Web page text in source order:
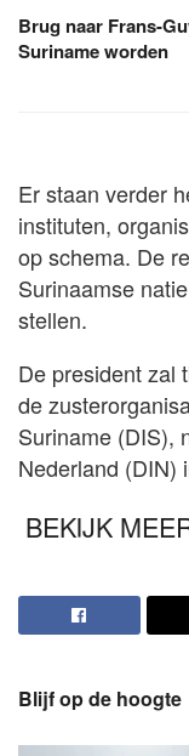
Brug naar Frans-
Suriname worden
Er staan verder
instituten,
op schema. De
Surinaamse
stellen.
De president zal
de
Suriname (DIS),
Nederland (DIN)
BEKIJK
Blijf op de hoogte